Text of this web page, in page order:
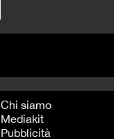
Chi siamo
Mediakit
Pubblicità